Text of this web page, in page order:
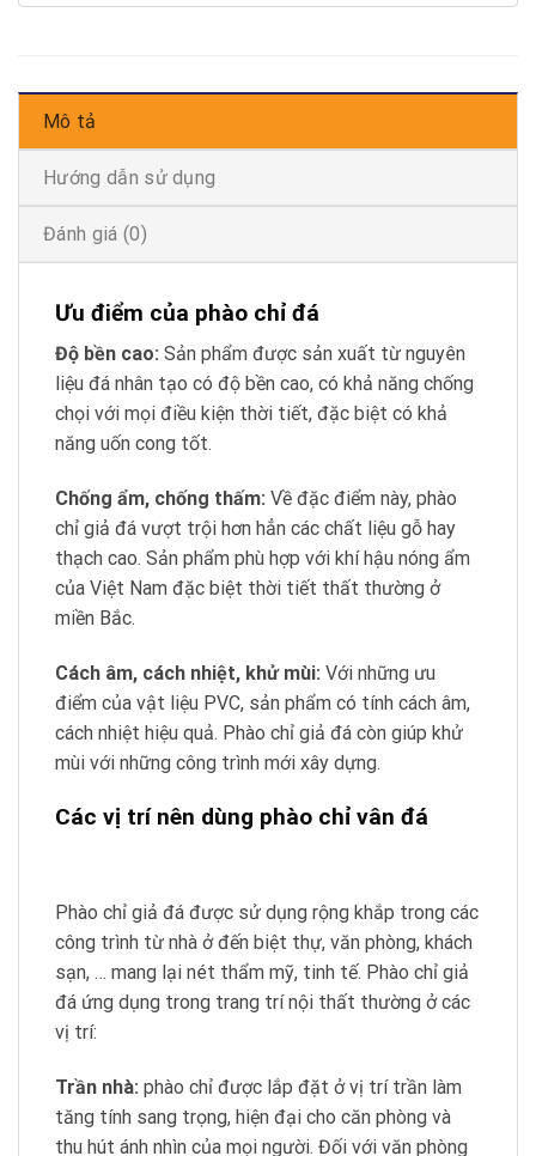
Mô tả
Đánh giá (0)
Hướng dẫn sử dụng
Ưu điểm của phào chỉ đá
Độ bền cao: Sản phẩm được sản xuất từ nguyên
liệu đá nhân tạo có độ bền cao, có khả năng chống
chọi với mọi điều kiện thời tiết, đặc biệt có khả
năng uốn cong tốt.
Chống ẩm, chống thấm: Về đặc điểm này, phào
chỉ giả đá vượt trội hơn hẳn các chất liệu gỗ hay
thạch cao. Sản phẩm phù hợp với khí hậu nóng ẩm
của Việt Nam đặc biệt thời tiết thất thường ở
miền Bắc.
Cách âm, cách nhiệt, khử mùi: Với những ưu
điểm của vật liệu PVC, sản phẩm có tính cách âm,
cách nhiệt hiệu quả. Phào chỉ giả đá còn giúp khử
mùi với những công trình mới xây dựng.
Các vị trí nên dùng phào chỉ vân đá
Phào chỉ giả đá được sử dụng rộng khắp trong các
công trình từ nhà ở đến biệt thự, văn phòng, khách
sạn, … mang lại nét thẩm mỹ, tinh tế. Phào chỉ giả
đá ứng dụng trong trang trí nội thất thường ở các
vị trí:
Trần nhà: phào chỉ được lắp đặt ở vị trí trần làm
tăng tính sang trọng, hiện đại cho căn phòng và
thu hút ánh nhìn của mọi người. Đối với văn phòng